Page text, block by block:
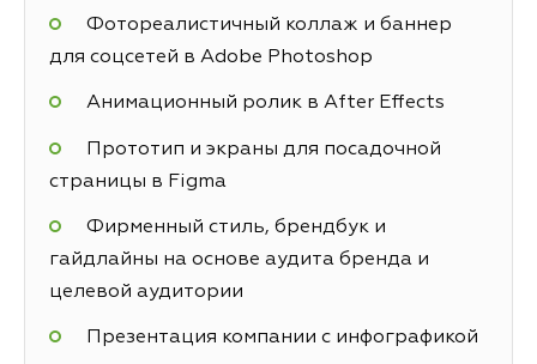
Фотореалистичный коллаж и баннер
для соцсетей в Adobe Photoshop
Анимационный ролик в After Effects
Прототип и экраны для посадочной
страницы в Figma
Фирменный стиль, брендбук и
гайдлайны на основе аудита бренда и
целевой аудитории
Презентация компании с инфографикой